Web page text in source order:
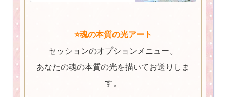
⭐️魂の本質の光アート
セッションのオプションメニュー。
あなたの魂の本質の光を描いてお送りしま
す。